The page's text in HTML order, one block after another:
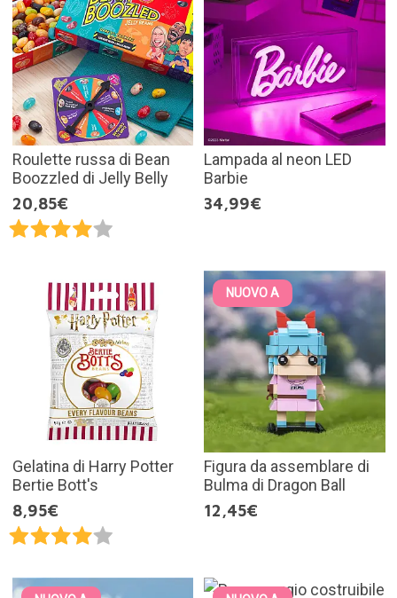
Roulette russa di Bean
Boozzled di Jelly Belly
20,85€
Lampada al neon LED
Barbie
34,99€
Gelatina di Harry Potter
Bertie Bott's
8,95€
NUOVO A
Figura da assemblare di
Bulma di Dragon Ball
12,45€